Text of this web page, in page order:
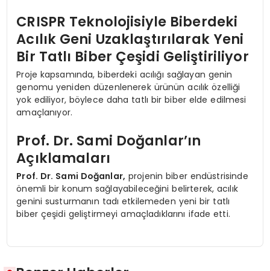
CRISPR Teknolojisiyle Biberdeki
Acılık Geni Uzaklaştırılarak Yeni
Bir Tatlı Biber Çeşidi Geliştiriliyor
Proje kapsamında, biberdeki acılığı sağlayan genin
genomu yeniden düzenlenerek ürünün acılık özelliği
yok ediliyor, böylece daha tatlı bir biber elde edilmesi
amaçlanıyor.
Prof. Dr. Sami Doğanlar’ın
Açıklamaları
Prof. Dr. Sami Doğanlar, projenin biber endüstrisinde
önemli bir konum sağlayabileceğini belirterek, acılık
genini susturmanın tadı etkilemeden yeni bir tatlı
biber çeşidi geliştirmeyi amaçladıklarını ifade etti.